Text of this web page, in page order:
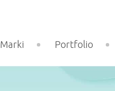
Marki Portfolio